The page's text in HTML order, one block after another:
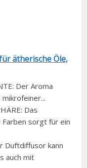
ätherische Öle,
Der Aroma
Das
Farben sorgt für ein
Duftdiffusor kann
auch mit